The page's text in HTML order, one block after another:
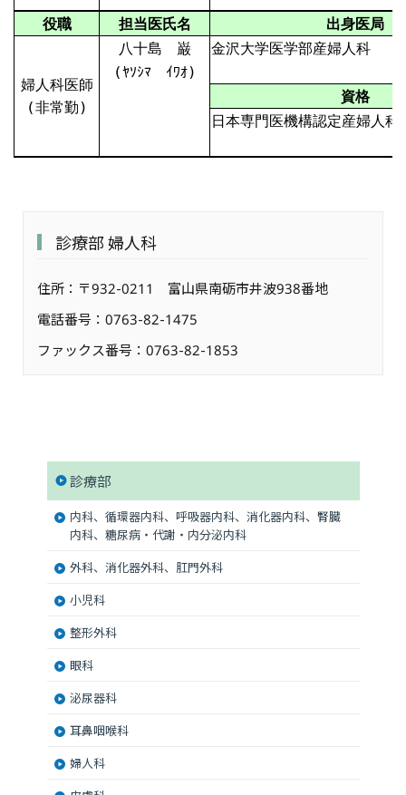
役職 担当医氏名 出身医局
婦人科医師
(非常勤)
八十島 巌
金沢大学医学部産婦人科
(ﾔｿｼﾏ ｲﾜｵ)
資格
日本専門医機構認定産婦人科
診療部 婦人科
住所：〒932-0211 富山県南砺市井波938番地
電話番号：0763-82-1475
ファックス番号：0763-82-1853
診療部
内科、循環器内科、呼吸器内科、消化器内科、腎臓
内科、糖尿病・代謝・内分泌内科
外科、消化器外科、肛門外科
小児科
整形外科
眼科
泌尿器科
耳鼻咽喉科
婦人科